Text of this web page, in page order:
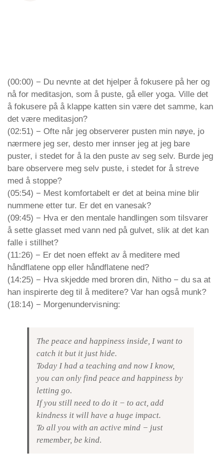
(00:00) − Du nevnte at det hjelper å fokusere på her og
nå for meditasjon, som å puste, gå eller yoga. Ville det
å fokusere på å klappe katten sin være det samme, kan
det være meditasjon?
(02:51) − Ofte når jeg observerer pusten min nøye, jo
nærmere jeg ser, desto mer innser jeg at jeg bare
puster, i stedet for å la den puste av seg selv. Burde jeg
bare observere meg selv puste, i stedet for å streve
med å stoppe?
(05:54) − Mest komfortabelt er det at beina mine blir
nummene etter tur. Er det en vanesak?
(09:45) − Hva er den mentale handlingen som tilsvarer
å sette glasset med vann ned på gulvet, slik at det kan
falle i stillhet?
(11:26) − Er det noen effekt av å meditere med
håndflatene opp eller håndflatene ned?
(14:25) − Hva skjedde med broren din, Nitho − du sa at
han inspirerte deg til å meditere? Var han også munk?
(18:14) − Morgenundervisning:
The peace and happiness inside, I want to
catch it but it just hide.
Today I had a teaching and now I know,
you can only find peace and happiness by
letting go.
If you still need to do it − to act, add
kindness it will have a huge impact.
To all you with an active mind − just
remember, be kind.